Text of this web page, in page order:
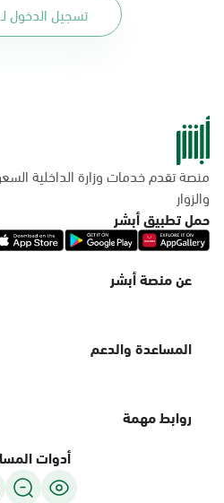
تسجيل الدخول لـ
منصة تقدم خدمات وزارة الداخلية
والزوار
حمل تطبيق أبشر
عن منصة أبشر
المساعدة والدعم
روابط مهمة
أدوات